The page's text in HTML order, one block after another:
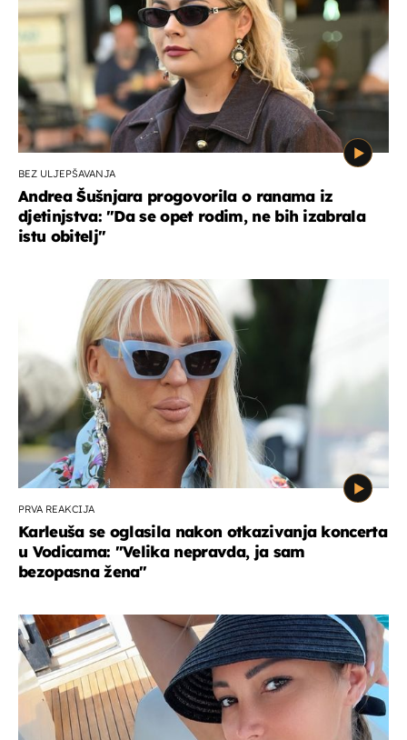
BEZ ULJEPŠAVANJA
Andrea Šušnjara progovorila o ranama iz
djetinjstva: "Da se opet rodim, ne bih izabrala
istu obitelj"
PRVA REAKCIJA
Karleuša se oglasila nakon otkazivanja koncerta
u Vodicama: "Velika nepravda, ja sam
bezopasna žena"